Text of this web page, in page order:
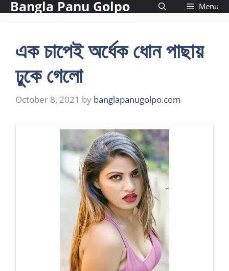
SkipBangla Panu Golpo Menu
এক চাপেই অর্ধেক ধোন পাছায়
ঢুকে গেলো
October 8, 2021 by banglapanugolpo.com